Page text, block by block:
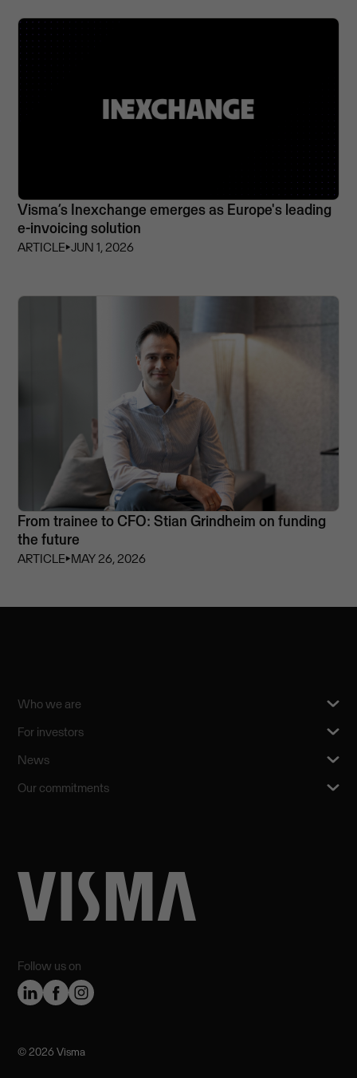
Visma’s Inexchange emerges as Europe's leading
e-invoicing solution
ARTICLE⏵JUN 1, 2026
From trainee to CFO: Stian Grindheim on funding
the future
ARTICLE⏵MAY 26, 2026
Follow us on
Who we are
For investors
News
Our commitments
©️ 2026 Visma